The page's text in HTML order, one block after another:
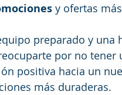
y ofertas
preparado y una
por no tener
positiva hacia un
más duraderas.